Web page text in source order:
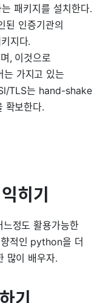
패키지를 설치한다.
인증기관의
지다.
, 이것으로
는 가지고 있는
TLS는 hand-shake
확보한다.
히기
정도 활용가능한
적인 python을 더
많이 배우자.
기